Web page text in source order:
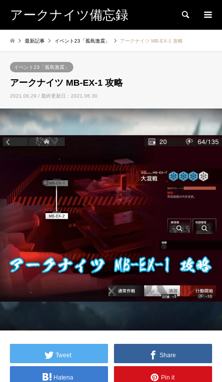
アークナイツ備忘録 検索
最新記事 イベント23「孤島激震」 アークナイツ MB-EX-1 攻略
イベント23「孤島激震」
アークナイツ MB-EX-1 攻略
2021.06.29 / 最終更新日：2021.06.30
Tweet Share
Hatena Pin it